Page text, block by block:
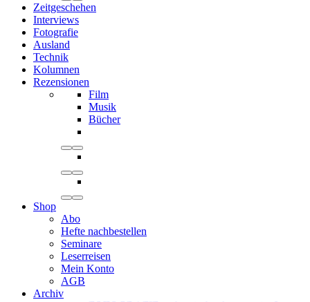
Zeitgeschehen
Interviews
Fotografie
Ausland
Technik
Kolumnen
Rezensionen
Film
Musik
Bücher
Shop
Abo
Hefte nachbestellen
Seminare
Leserreisen
Mein Konto
AGB
Archiv